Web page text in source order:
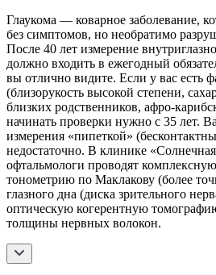
Глаукома — коварное заболевание,
без симптомов, но необратимо
После 40 лет измерение
должно входить в ежегодный
вы отлично видите. Если у вас есть
(близорукость высокой степени,
близких родственников, афро-
начинать проверки нужно с 35 лет.
измерения «пипеткой»
недостаточно. В клинике
офтальмологи проводят
тонометрию по Маклакову (более
глазного дна (диска зрительного
оптическую когерентную
толщины нервных волокон.